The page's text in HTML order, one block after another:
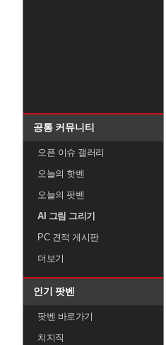
공통 커뮤니티
오픈 이슈 갤러리
오늘의 핫벤
오늘의 팟벤
AI 그림 그리기
PC 견적 게시판
더보기
인기 팟벤
팟벤 바로가기
치지직